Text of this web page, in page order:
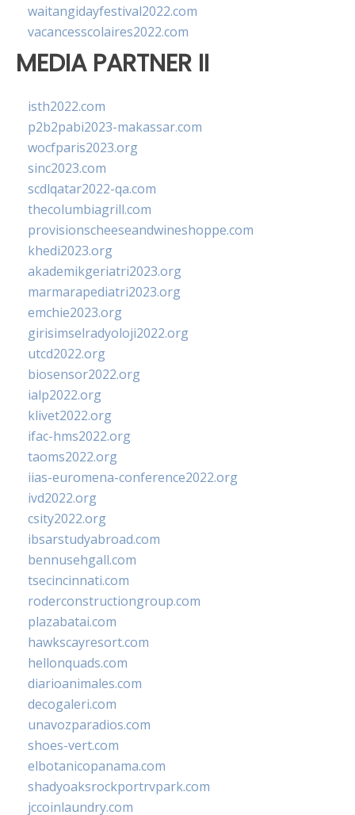
waitangidayfestival2022.com
vacancesscolaires2022.com
MEDIA PARTNER II
isth2022.com
p2b2pabi2023-makassar.com
wocfparis2023.org
sinc2023.com
scdlqatar2022-qa.com
thecolumbiagrill.com
provisionscheeseandwineshoppe.com
khedi2023.org
akademikgeriatri2023.org
marmarapediatri2023.org
emchie2023.org
girisimselradyoloji2022.org
utcd2022.org
biosensor2022.org
ialp2022.org
klivet2022.org
ifac-hms2022.org
taoms2022.org
iias-euromena-conference2022.org
ivd2022.org
csity2022.org
ibsarstudyabroad.com
bennusehgall.com
tsecincinnati.com
roderconstructiongroup.com
plazabatai.com
hawkscayresort.com
hellonquads.com
diarioanimales.com
decogaleri.com
unavozparadios.com
shoes-vert.com
elbotanicopanama.com
shadyoaksrockportrvpark.com
jccoinlaundry.com